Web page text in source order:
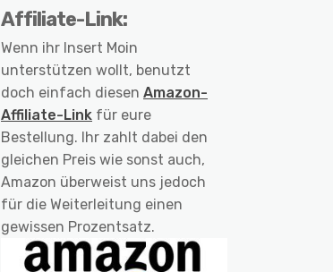
Affiliate-Link:
Wenn ihr Insert Moin
unterstützen wollt, benutzt
doch einfach diesen Amazon-
Affiliate-Link für eure
Bestellung. Ihr zahlt dabei den
gleichen Preis wie sonst auch,
Amazon überweist uns jedoch
für die Weiterleitung einen
gewissen Prozentsatz.